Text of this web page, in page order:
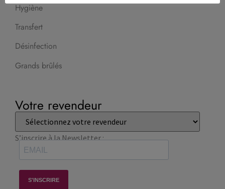
Hygiène
Transfert
Désinfection
Grands brûlés
Votre revendeur
S’inscrire à la Newsletter :